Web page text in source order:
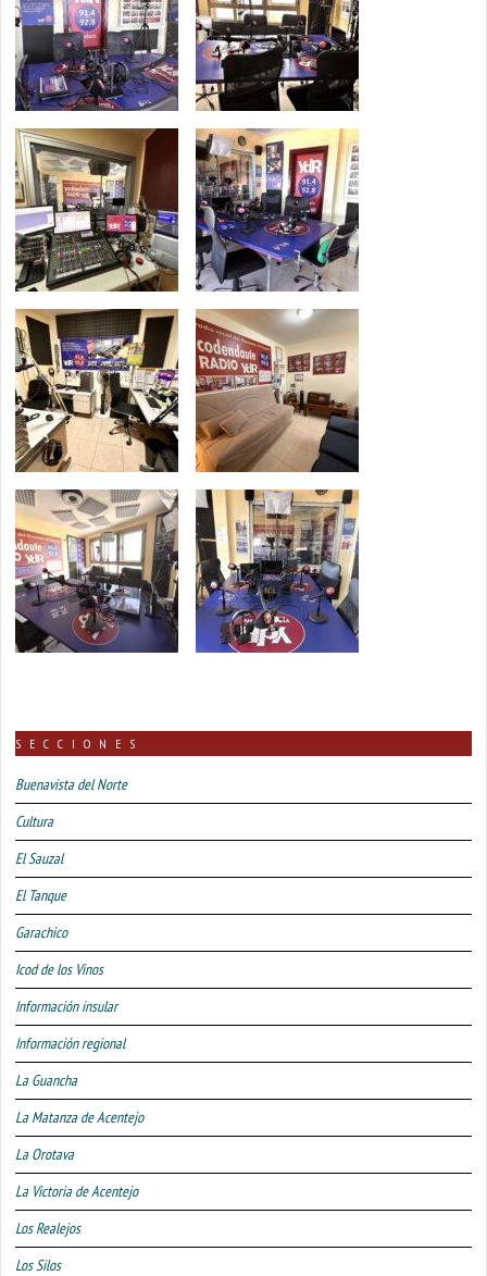
SECCIONES
Buenavista del Norte
Cultura
El Sauzal
El Tanque
Garachico
Icod de los Vinos
Información insular
Información regional
La Guancha
La Matanza de Acentejo
La Orotava
La Victoria de Acentejo
Los Realejos
Los Silos